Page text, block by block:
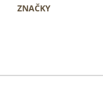
ZNAČKY